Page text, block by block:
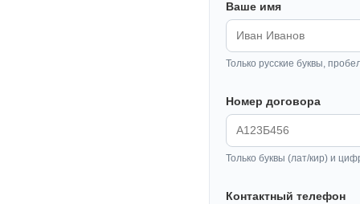
Ваше имя
Только русские буквы,
Номер договора
Только буквы (лат/кир) и
Контактный телефон